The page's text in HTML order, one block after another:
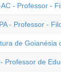
- Professor -
- Professor -
de Goianésia
Professor de